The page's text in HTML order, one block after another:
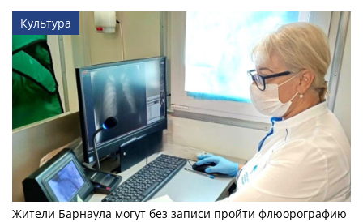
Культура
Жители Барнаула могут без записи пройти флюорографию